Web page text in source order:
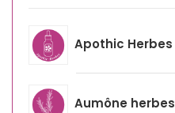
Apothic Herbes
Aumône herbes